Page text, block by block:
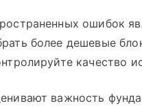
ошибок
более дешевые
качество
важность